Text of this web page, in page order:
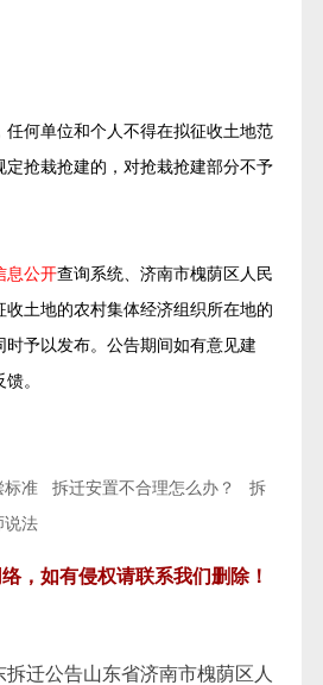
任何单位和个人不得在拟征收土地范
定抢栽抢建的，对抢栽抢建部分不予
息公开查询系统、济南市槐荫区人民
土地的农村集体经济组织所在地的
予以发布。公告期间如有意见建
。
标准 拆迁安置不合理怎么办？
拆
说法
，如有侵权请联系我们删除！
拆迁公告山东省济南市槐荫区人